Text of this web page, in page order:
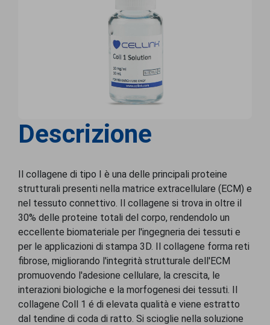
Descrizione
Il collagene di tipo I è una delle principali proteine
strutturali presenti nella matrice extracellulare (ECM) e
nel tessuto connettivo. Il collagene si trova in oltre il
30% delle proteine totali del corpo, rendendolo un
eccellente biomateriale per l'ingegneria dei tessuti e
per le applicazioni di stampa 3D. Il collagene forma reti
fibrose, migliorando l'integrità strutturale dell'ECM
promuovendo l'adesione cellulare, la crescita, le
interazioni biologiche e la morfogenesi dei tessuti. Il
collagene Coll 1 é di elevata qualità e viene estratto
dal tendine di coda di ratto. Si scioglie nella soluzione